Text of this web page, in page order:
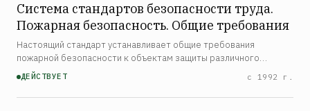
Система стандартов безопасности труда.
Пожарная безопасность. Общие требования
Настоящий стандарт устанавливает общие требования
пожарной безопасности к объектам защиты различного
назначения на всех стадиях их жизненного цикла: исследование,
разработка нормативных документов, конструирование,
проек…
ДЕЙСТВУЕТ с 1992 г.